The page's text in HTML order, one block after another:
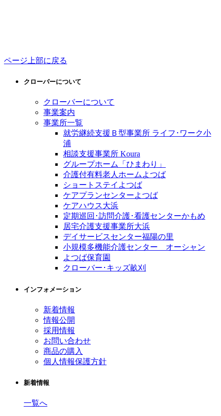
ページ上部に戻る
クローバーについて
クローバーについて
事業案内
事業所一覧
就労継続支援Ｂ型事業所 ライフ･ワーク小
浦
相談支援事業所 Koura
グループホーム「ひまわり」
介護付有料老人ホームよつば
ショートステイよつば
ケアプランセンターよつば
ケアハウス大浜
定期巡回･訪問介護･看護センターかもめ
居宅介護支援事業所大浜
デイサービスセンター福陽の里
小規模多機能介護センター オーシャン
よつば保育園
クローバー･キッズ畝刈
インフォメーション
新着情報
情報公開
採用情報
お問い合わせ
商品の購入
個人情報保護方針
新着情報
一覧へ